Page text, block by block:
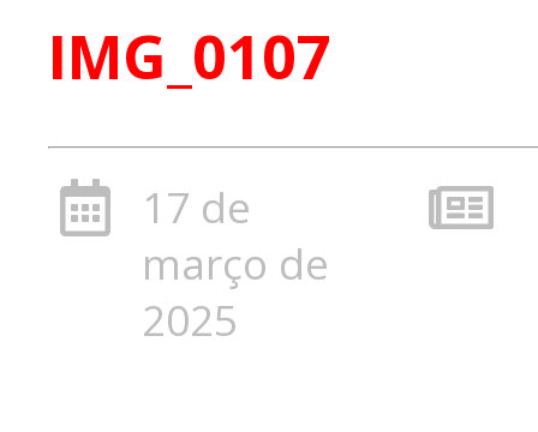
IMG_0107
17 de
março de
2025